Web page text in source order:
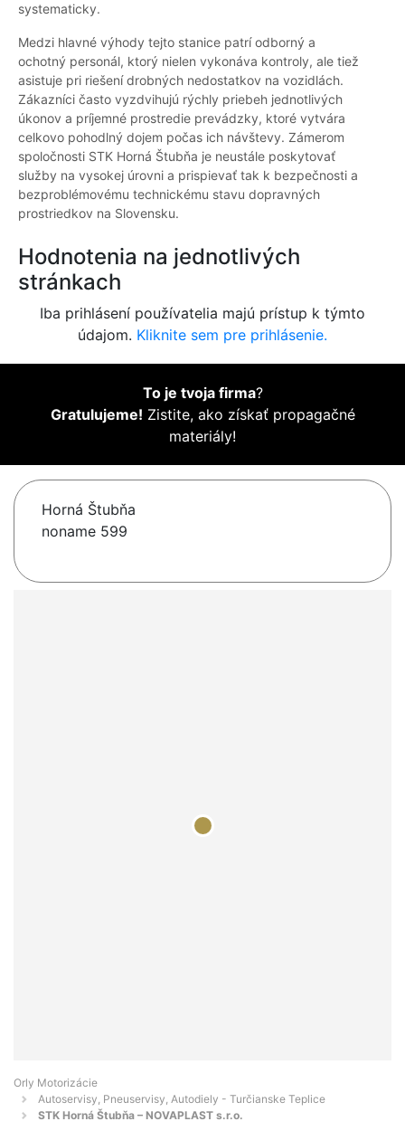
systematicky.
Medzi hlavné výhody tejto stanice patrí odborný a
ochotný personál, ktorý nielen vykonáva kontroly, ale tiež
asistuje pri riešení drobných nedostatkov na vozidlách.
Zákazníci často vyzdvihujú rýchly priebeh jednotlivých
úkonov a príjemné prostredie prevádzky, ktoré vytvára
celkovo pohodlný dojem počas ich návštevy. Zámerom
spoločnosti STK Horná Štubňa je neustále poskytovať
služby na vysokej úrovni a prispievať tak k bezpečnosti a
bezproblémovému technickému stavu dopravných
prostriedkov na Slovensku.
Hodnotenia na jednotlivých
stránkach
Iba prihlásení používatelia majú prístup k týmto
údajom. Kliknite sem pre prihlásenie.
To je tvoja firma?
Gratulujeme! Zistite, ako získať propagačné
materiály!
Horná Štubňa
noname 599
Orly Motorizácie
Autoservisy, Pneuservisy, Autodiely - Turčianske Teplice
STK Horná Štubňa – NOVAPLAST s.r.o.